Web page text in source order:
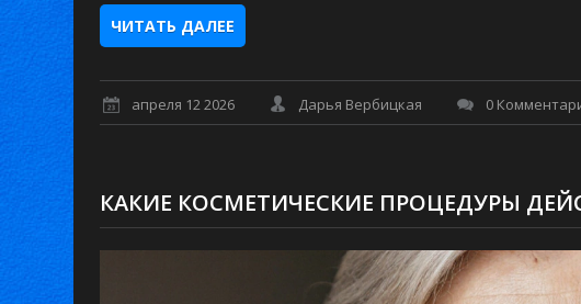
ЧИТАТЬ ДАЛЕЕ
апреля 12 2026 Дарья Вербицкая 0
КАКИЕ КОСМЕТИЧЕСКИЕ ПРОЦЕДУРЫ